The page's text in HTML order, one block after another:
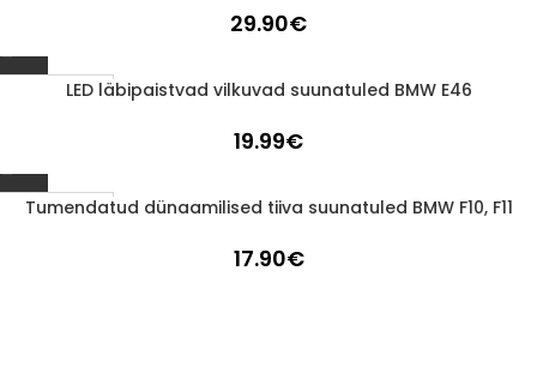
29.90€
1-3 D.D.
LED läbipaistvad vilkuvad suunatuled BMW E46
19.99€
1-3 D.D.
Tumendatud dünaamilised tiiva suunatuled BMW F10, F11
17.90€